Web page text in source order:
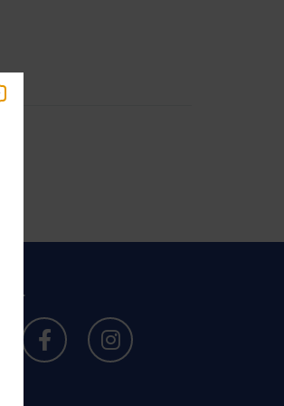
FacebookInstagram